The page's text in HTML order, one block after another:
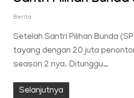
Berita
Setelah Santri Pilihan Bunda
tayang dengan 20 juta
season 2 nya. Ditunggu…
Selanjutnya